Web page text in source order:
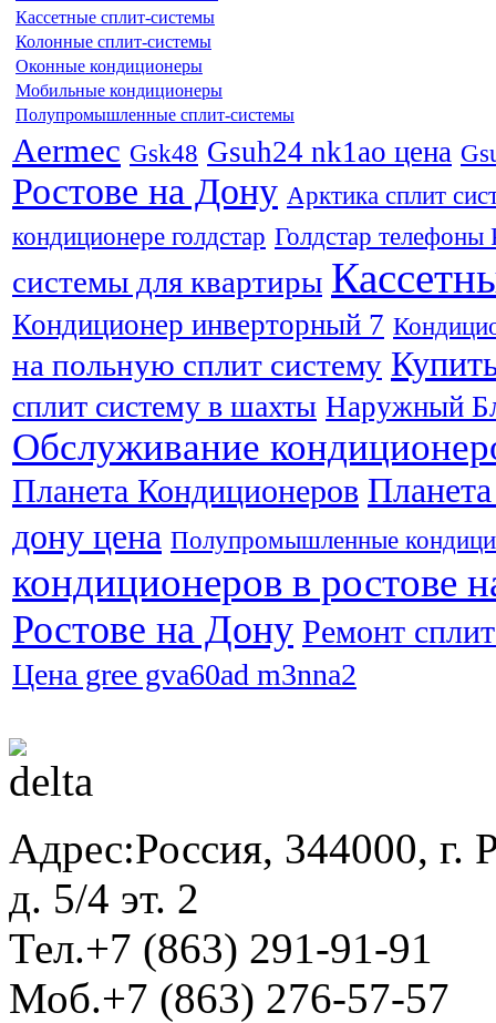
Кассетные сплит-системы
Колонные сплит-системы
Оконные кондиционеры
Мобильные кондиционеры
Полупромышленные сплит-системы
Aermec Gsk48 Gsuh24 nk1ao цена
Ростове на Дону Арктика сплит
кондиционере голдстар Голдстар телефоны
системы для квартиры
Кондиционер инверторный 7
на польную сплит систему
сплит систему в шахты Наружный
Обслуживание
Планета Кондиционеров
дону цена Полупромышленные
кондиционеров в ростове
Ростове на Дону Ремонт
Цена gree gva60ad m3nna2
Адрес:Россия, 344000, г.
д. 5/4 эт. 2
Тел.+7 (863) 291-91-91
Моб.+7 (863) 276-57-57